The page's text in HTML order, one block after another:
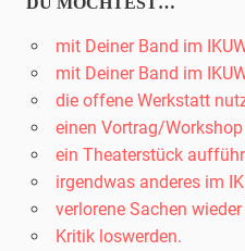
mit Deiner Band im
mit Deiner Band im
die offene Werkstatt
einen Vortrag/
ein Theaterstück
irgendwas anderes im
verlorene Sachen
Kritik loswerden.